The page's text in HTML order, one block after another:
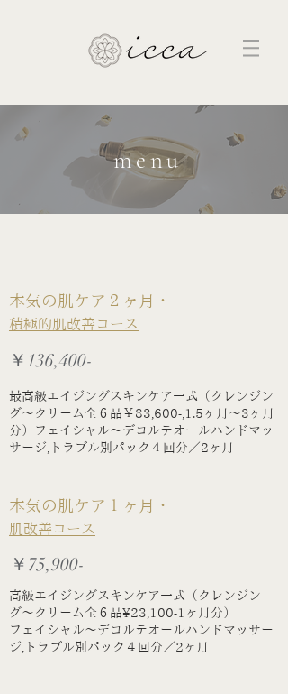
menu
本気の肌ケア２ヶ月・
積極的肌改善コース
￥136,400-
最高級エイジングスキンケア一式（クレンジン
グ〜クリーム全６品￥83,600-,1.5ヶ月〜3ヶ月
分）フェイシャル〜デコルテオールハンドマッ
サージ,トラブル別パック４回分／2ヶ月
本気の肌ケア１ヶ月・
肌改善コース
￥75,900-
高級エイジングスキンケア一式（クレンジン
グ〜クリーム全６品¥23,100-1ヶ月分）
フェイシャル〜デコルテオールハンドマッサー
ジ,トラブル別パック４回分／2ヶ月